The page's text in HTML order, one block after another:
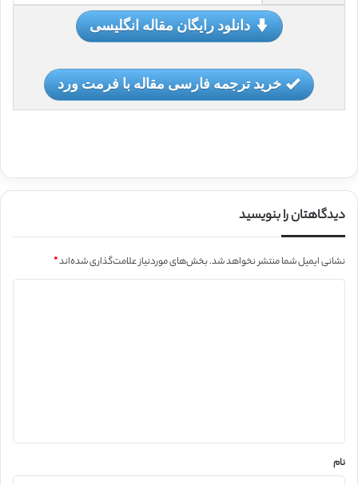
دانلود رایگان مقاله انگلیسی
خرید ترجمه فارسی مقاله با فرمت ورد
دیدگاهتان را بنویسید
نشانی ایمیل شما منتشر نخواهد شد.بخش‌های موردنیاز علامت‌گذاری شده‌اند*
نام